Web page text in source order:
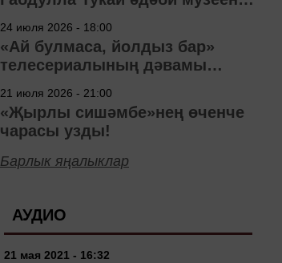
24 июля 2026 - 18:00
«Ай булмаса, йолдыз бар»
телесериалының дәвамы
21 июля 2026 - 21:00
«Җырлы сишәмбе»нең өченче
чарасы узды!
Барлык яңалыклар
АУДИО
21 мая 2021 - 16:32